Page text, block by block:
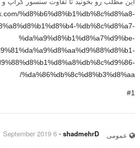
%d8%b6%d8%b1%db%8c%d8%a8-
%db%8c%d8%a7-
%da%a9%d8%b1%d8%a7%d9%be-
%da%86%db%8c%d8%b3%d8%aa/
#1
عمومی shadmehrD
⋅
6 September 2019